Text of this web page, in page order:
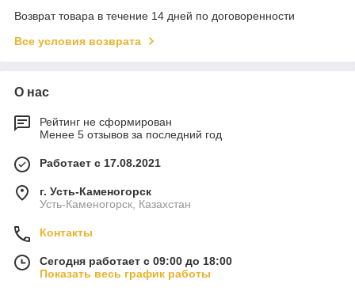
Возврат товара в течение 14 дней по договоренности
Все условия возврата
О нас
Рейтинг не сформирован
Менее 5 отзывов за последний год
Работает с 17.08.2021
г. Усть-Каменогорск
Усть-Каменогорск, Казахстан
Контакты
Сегодня работает с 09:00 до 18:00
Показать весь график работы